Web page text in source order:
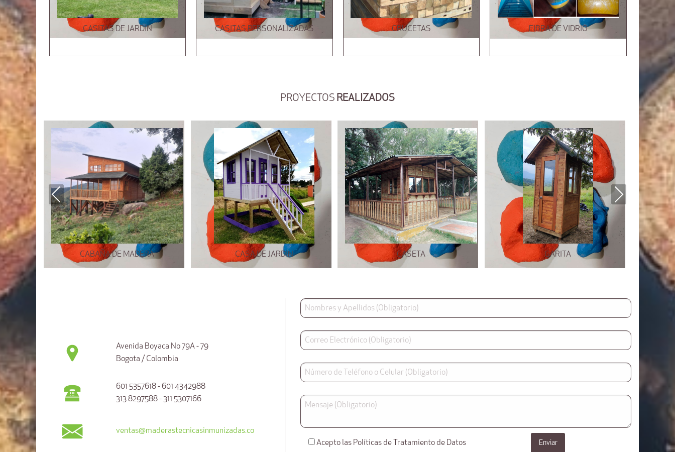
CASITAS DE JARDÍN CASITAS PERSONALIZADAS CRUCETAS FIBRA DE VIDRIO
PROYECTOS REALIZADOS
CABAÑA DE MADERA CASA DE JARDÍN CASETA GARITA
Previous Next
Avenida Boyaca No 79A - 79
Bogota / Colombia
601 5357618 - 601 4342988
313 8297588 - 311 5307166
ventas@maderastecnicasinmunizadas.co
Acepto las Políticas de Tratamiento de Datos